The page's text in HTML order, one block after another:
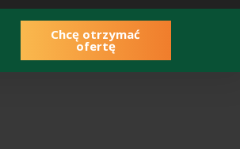
Chcę otrzymać
ofertę